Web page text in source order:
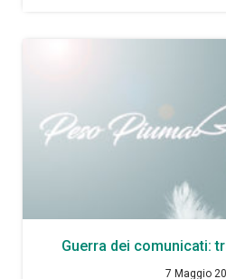
Guerra dei comunicati:
7 Maggio